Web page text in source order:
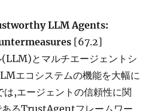
LLM Agents:
[67.2]
(LLM)とマルチエージェントシ
エコシステムの機能を大幅に
は,エージェントの信頼性に関
あるTrustAgentフレームワー